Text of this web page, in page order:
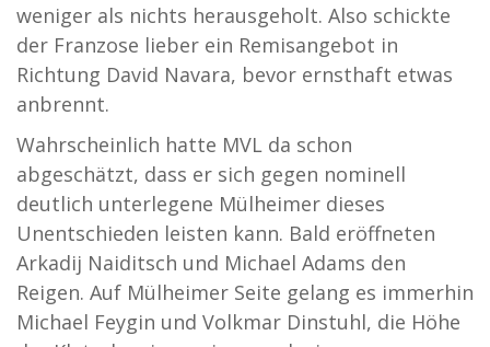
weniger als nichts herausgeholt. Also schickte
der Franzose lieber ein Remisangebot in
Richtung David Navara, bevor ernsthaft etwas
anbrennt.
Wahrscheinlich hatte MVL da schon
abgeschätzt, dass er sich gegen nominell
deutlich unterlegene Mülheimer dieses
Unentschieden leisten kann. Bald eröffneten
Arkadij Naiditsch und Michael Adams den
Reigen. Auf Mülheimer Seite gelang es immerhin
Michael Feygin und Volkmar Dinstuhl, die Höhe